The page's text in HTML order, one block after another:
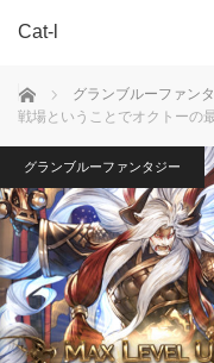
Cat-l
ホーム グランブルーファン
戦場ということでオクトーの
グランブルーファンタジー